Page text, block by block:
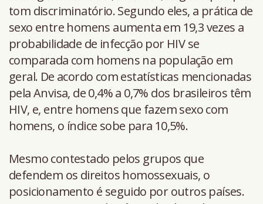
tom discriminatório. Segundo eles, a prática de
sexo entre homens aumenta em 19,3 vezes a
probabilidade de infecção por HIV se
comparada com homens na população em
geral. De acordo com estatísticas mencionadas
pela Anvisa, de 0,4% a 0,7% dos brasileiros têm
HIV, e, entre homens que fazem sexo com
homens, o índice sobe para 10,5%.
Mesmo contestado pelos grupos que
defendem os direitos homossexuais, o
posicionamento é seguido por outros países.